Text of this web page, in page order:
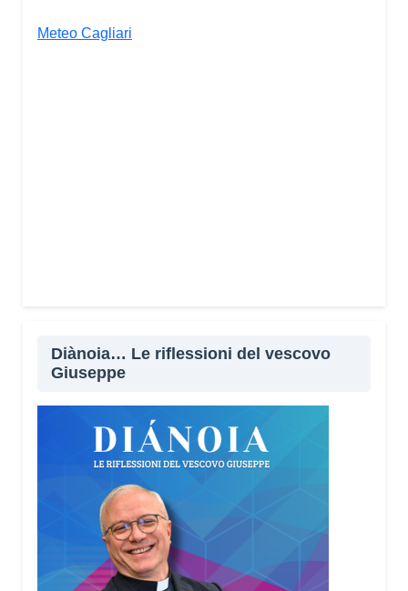
Meteo Cagliari
Diànoia… Le riflessioni del vescovo
Giuseppe